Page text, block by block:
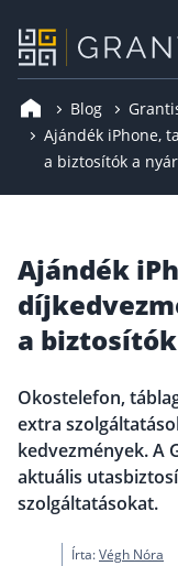
Pénzügyi
Nyugdíj
Blog
Ajándék iPhone,
a biztosítók a
Ajándék
a
Okostelefon,
extra
kedvezmények. A
aktuális
szolgáltatásokat.
Írta:Végh Nóra